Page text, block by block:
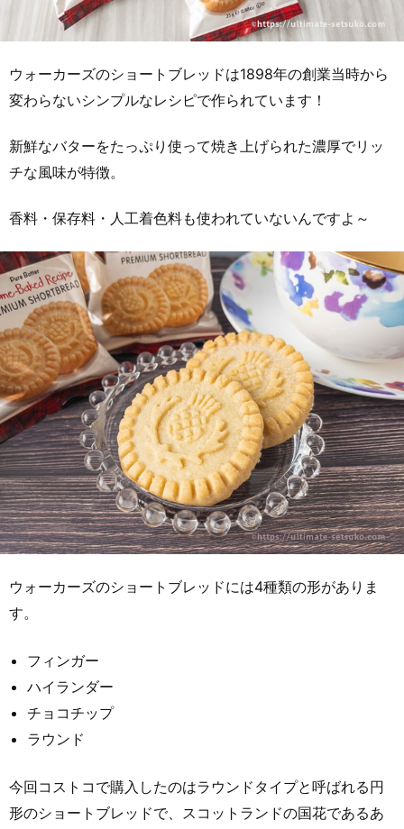
ウォーカーズのショートブレッドは1898年の創業当時から
変わらないシンプルなレシピで作られています！
新鮮なバターをたっぷり使って焼き上げられた濃厚でリッ
チな風味が特徴。
香料・保存料・人工着色料も使われていないんですよ～
ウォーカーズのショートブレッドには4種類の形がありま
す。
フィンガー
ハイランダー
チョコチップ
ラウンド
今回コストコで購入したのはラウンドタイプと呼ばれる円
形のショートブレッドで、スコットランドの国花であるあ